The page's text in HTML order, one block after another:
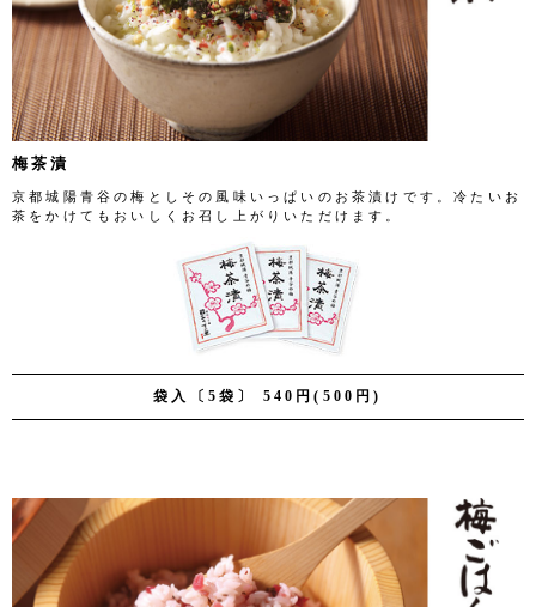
袋入〔5袋〕 540円(500円)
梅茶漬
京都城陽青谷の梅としその風味いっぱいのお茶漬けです。冷たいお
茶をかけてもおいしくお召し上がりいただけます。